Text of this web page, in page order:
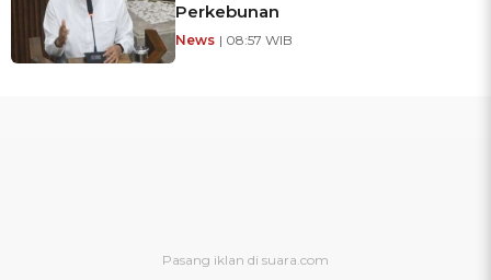
Perkebunan
News | 08:57 WIB